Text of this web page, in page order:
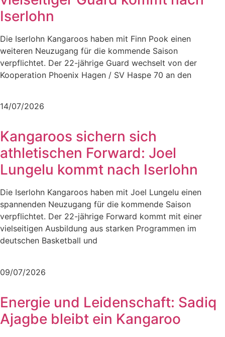
Iserlohn
Die Iserlohn Kangaroos haben mit Finn Pook einen
weiteren Neuzugang für die kommende Saison
verpflichtet. Der 22-jährige Guard wechselt von der
Kooperation Phoenix Hagen / SV Haspe 70 an den
14/07/2026
Kangaroos sichern sich
athletischen Forward: Joel
Lungelu kommt nach Iserlohn
Die Iserlohn Kangaroos haben mit Joel Lungelu einen
spannenden Neuzugang für die kommende Saison
verpflichtet. Der 22-jährige Forward kommt mit einer
vielseitigen Ausbildung aus starken Programmen im
deutschen Basketball und
09/07/2026
Energie und Leidenschaft: Sadiq
Ajagbe bleibt ein Kangaroo